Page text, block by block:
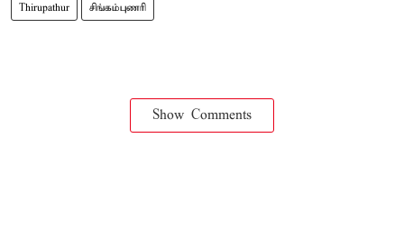
Thirupathur சிங்கம்புணரி
Show Comments